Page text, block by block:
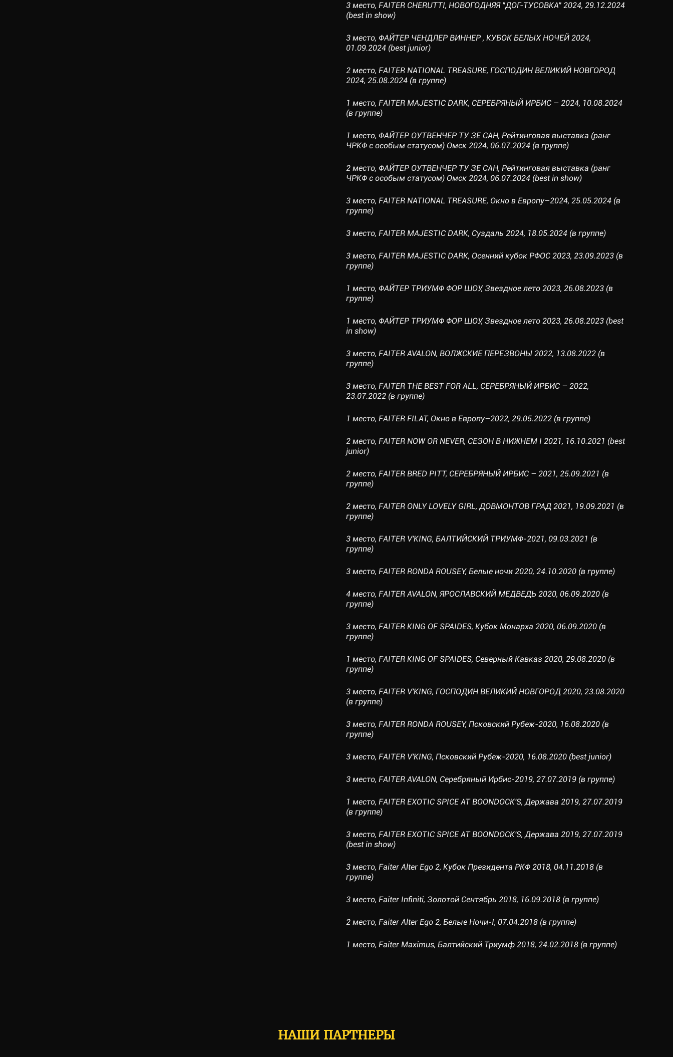
3 место, FAITER CHERUTTI, НОВОГОДНЯЯ "ДОГ-ТУСОВКА" 2024, 29.12.2024
(best in show)
3 место, ФАЙТЕР ЧЕНДЛЕР ВИННЕР , КУБОК БЕЛЫХ НОЧЕЙ 2024,
01.09.2024 (best junior)
2 место, FAITER NATIONAL TREASURE, ГОСПОДИН ВЕЛИКИЙ НОВГОРОД
2024, 25.08.2024 (в группе)
1 место, FAITER MAJESTIC DARK, СЕРЕБРЯНЫЙ ИРБИС – 2024, 10.08.2024
(в группе)
1 место, ФАЙТЕР ОУТВЕНЧЕР ТУ ЗЕ САН, Рейтинговая выставка (ранг
ЧРКФ с особым статусом) Омск 2024, 06.07.2024 (в группе)
2 место, ФАЙТЕР ОУТВЕНЧЕР ТУ ЗЕ САН, Рейтинговая выставка (ранг
ЧРКФ с особым статусом) Омск 2024, 06.07.2024 (best in show)
3 место, FAITER NATIONAL TREASURE, Окно в Европу–2024, 25.05.2024 (в
группе)
3 место, FAITER MAJESTIC DARK, Суздаль 2024, 18.05.2024 (в группе)
3 место, FAITER MAJESTIC DARK, Осенний кубок РФОС 2023, 23.09.2023 (в
группе)
1 место, ФАЙТЕР ТРИУМФ ФОР ШОУ, Звездное лето 2023, 26.08.2023 (в
группе)
1 место, ФАЙТЕР ТРИУМФ ФОР ШОУ, Звездное лето 2023, 26.08.2023 (best
in show)
3 место, FAITER AVALON, ВОЛЖСКИЕ ПЕРЕЗВОНЫ 2022, 13.08.2022 (в
группе)
3 место, FAITER THE BEST FOR ALL, СЕРЕБРЯНЫЙ ИРБИС – 2022,
23.07.2022 (в группе)
1 место, FAITER FILAT, Окно в Европу–2022, 29.05.2022 (в группе)
2 место, FAITER NOW OR NEVER, СЕЗОН В НИЖНЕМ I 2021, 16.10.2021 (best
junior)
2 место, FAITER BRED PITT, СЕРЕБРЯНЫЙ ИРБИС – 2021, 25.09.2021 (в
группе)
2 место, FAITER ONLY LOVELY GIRL, ДОВМОНТОВ ГРАД 2021, 19.09.2021 (в
группе)
3 место, FAITER V'KING, БАЛТИЙСКИЙ ТРИУМФ-2021, 09.03.2021 (в
группе)
3 место, FAITER RONDA ROUSEY, Белые ночи 2020, 24.10.2020 (в группе)
4 место, FAITER AVALON, ЯРОСЛАВСКИЙ МЕДВЕДЬ 2020, 06.09.2020 (в
группе)
3 место, FAITER KING OF SPAIDES, Кубок Монарха 2020, 06.09.2020 (в
группе)
1 место, FAITER KING OF SPAIDES, Северный Кавказ 2020, 29.08.2020 (в
группе)
3 место, FAITER V'KING, ГОСПОДИН ВЕЛИКИЙ НОВГОРОД 2020, 23.08.2020
(в группе)
3 место, FAITER RONDA ROUSEY, Псковский Рубеж-2020, 16.08.2020 (в
группе)
3 место, FAITER V'KING, Псковский Рубеж-2020, 16.08.2020 (best junior)
3 место, FAITER AVALON, Серебряный Ирбис-2019, 27.07.2019 (в группе)
1 место, FAITER EXOTIC SPICE AT BOONDOCK'S, Держава 2019, 27.07.2019
(в группе)
3 место, FAITER EXOTIC SPICE AT BOONDOCK'S, Держава 2019, 27.07.2019
(best in show)
3 место, Faiter Alter Ego 2, Кубок Президента РКФ 2018, 04.11.2018 (в
группе)
3 место, Faiter Infiniti, Золотой Сентябрь 2018, 16.09.2018 (в группе)
2 место, Faiter Alter Ego 2, Белые Ночи-I, 07.04.2018 (в группе)
1 место, Faiter Maximus, Балтийский Триумф 2018, 24.02.2018 (в группе)
НАШИ ПАРТНЕРЫ